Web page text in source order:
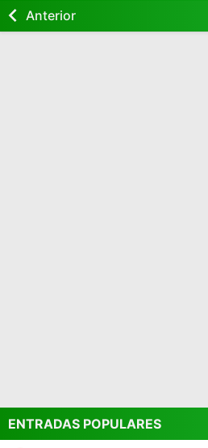
Anterior
ENTRADAS POPULARES